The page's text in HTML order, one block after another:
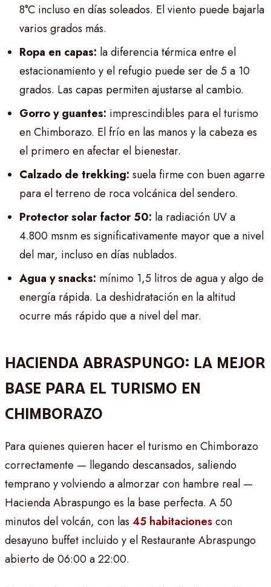
8°C incluso en días soleados. El viento puede bajarla
varios grados más.
Ropa en capas: la diferencia térmica entre el
estacionamiento y el refugio puede ser de 5 a 10
grados. Las capas permiten ajustarse al cambio.
Gorro y guantes: imprescindibles para el turismo
en Chimborazo. El frío en las manos y la cabeza es
el primero en afectar el bienestar.
Calzado de trekking: suela firme con buen agarre
para el terreno de roca volcánica del sendero.
Protector solar factor 50: la radiación UV a
4.800 msnm es significativamente mayor que a nivel
del mar, incluso en días nublados.
Agua y snacks: mínimo 1,5 litros de agua y algo de
energía rápida. La deshidratación en la altitud
ocurre más rápido que a nivel del mar.
HACIENDA ABRASPUNGO: LA MEJOR
BASE PARA EL TURISMO EN
CHIMBORAZO
Para quienes quieren hacer el turismo en Chimborazo
correctamente — llegando descansados, saliendo
temprano y volviendo a almorzar con hambre real —
Hacienda Abraspungo es la base perfecta. A 50
minutos del volcán, con las 45 habitacionescon
desayuno buffet incluido y el Restaurante Abraspungo
abierto de 06:00 a 22:00.